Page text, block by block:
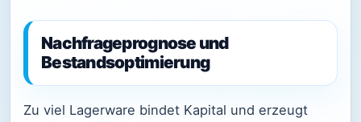
Nachfrageprognose und
Bestandsoptimierung
Zu viel Lagerware bindet Kapital und erzeugt